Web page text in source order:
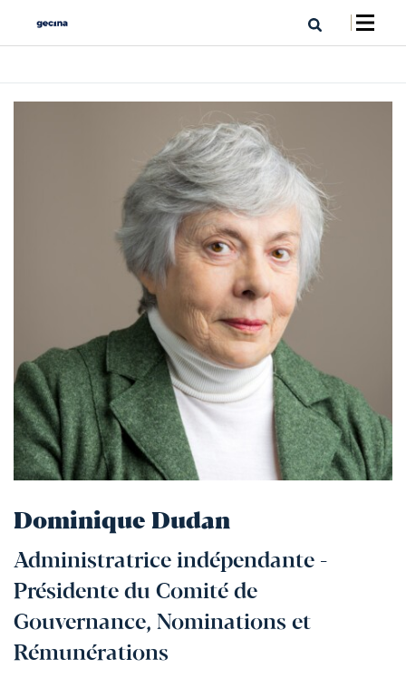
Dominique Dudan
Administratrice indépendante -
Présidente du Comité de
Gouvernance, Nominations et
Rémunérations